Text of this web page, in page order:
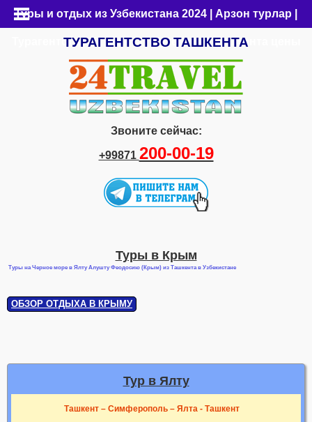
Туры и отдых из Узбекистана 2024 | Арзон турлар |
Турагентство Ташкента | Путевки из Ташкента цены
ТУРАГЕНТСТВО ТАШКЕНТА
Звоните сейчас:
+99871 200-00-19
Туры в Крым
Туры на Черное море в Ялту Алушту Феодосию (Крым) из Ташкента в Узбекистане
ОБЗОР ОТДЫХА В КРЫМУ
Тур в Ялту
Ташкент – Симферополь – Ялта - Ташкент